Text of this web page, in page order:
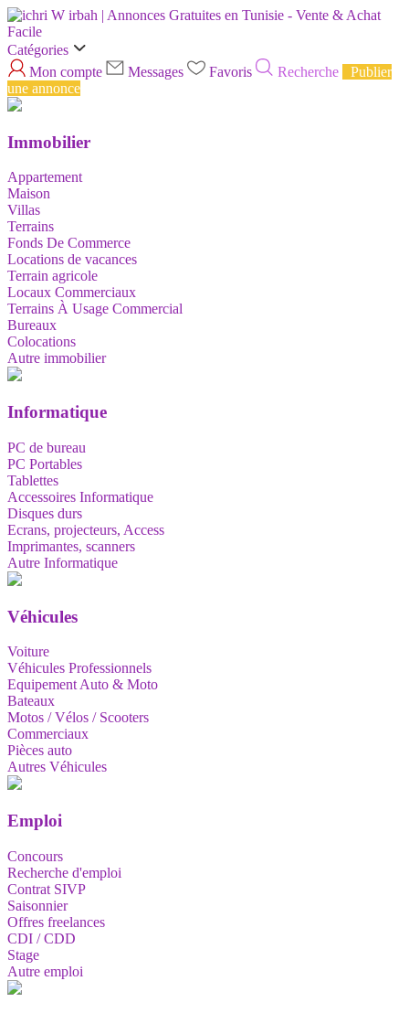
Catégories
Mon compte
Messages Favoris Recherche
Publier
une annonce
Immobilier
Appartement
Maison
Villas
Terrains
Fonds De Commerce
Locations de vacances
Terrain agricole
Locaux Commerciaux
Terrains À Usage Commercial
Bureaux
Colocations
Autre immobilier
Informatique
PC de bureau
PC Portables
Tablettes
Accessoires Informatique
Disques durs
Ecrans, projecteurs, Access
Imprimantes, scanners
Autre Informatique
Véhicules
Voiture
Véhicules Professionnels
Equipement Auto & Moto
Bateaux
Motos / Vélos / Scooters
Commerciaux
Pièces auto
Autres Véhicules
Emploi
Concours
Recherche d'emploi
Contrat SIVP
Saisonnier
Offres freelances
CDI / CDD
Stage
Autre emploi